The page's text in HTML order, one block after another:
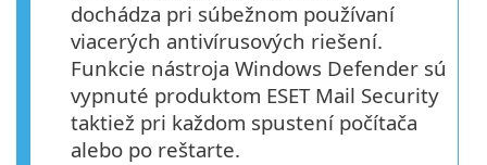
dochádza pri súbežnom používaní
viacerých antivírusových riešení.
Funkcie nástroja Windows Defender sú
vypnuté produktom ESET Mail Security
taktiež pri každom spustení počítača
alebo po reštarte.